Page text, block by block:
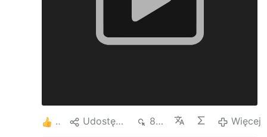
2 Udostępnij 827 Więcej